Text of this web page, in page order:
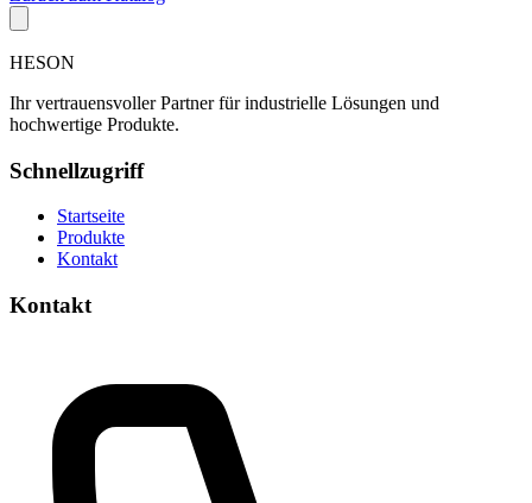
HESON
Ihr vertrauensvoller Partner für industrielle Lösungen und
hochwertige Produkte.
Schnellzugriff
Startseite
Produkte
Kontakt
Kontakt